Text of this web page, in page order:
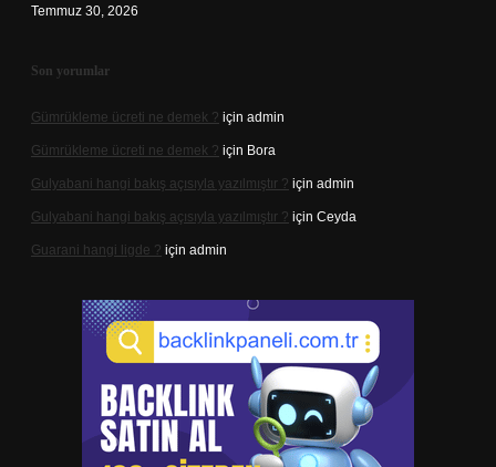
Temmuz 30, 2026
Son yorumlar
Gümrükleme ücreti ne demek ? için admin
Gümrükleme ücreti ne demek ? için Bora
Gulyabani hangi bakış açısıyla yazılmıştır ? için admin
Gulyabani hangi bakış açısıyla yazılmıştır ? için Ceyda
Guarani hangi ligde ? için admin